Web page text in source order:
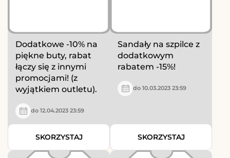
Dodatkowe -10% na
piękne buty, rabat
łączy się z innymi
promocjami! (z
wyjątkiem outletu).
do 12.04.2023 23:59
SKORZYSTAJ
Sandały na szpilce z
dodatkowym
rabatem -15%!
do 10.03.2023 23:59
SKORZYSTAJ